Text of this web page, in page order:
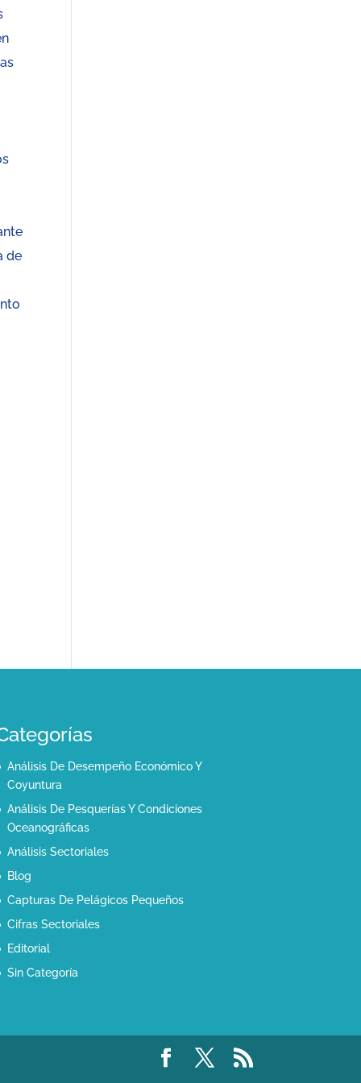
de
Análisis De Desempeño Económico Y
Coyuntura
Análisis De Pesquerías Y Condiciones
Oceanográficas
Análisis Sectoriales
Blog
Capturas De Pelágicos Pequeños
Cifras Sectoriales
Editorial
Sin Categoría